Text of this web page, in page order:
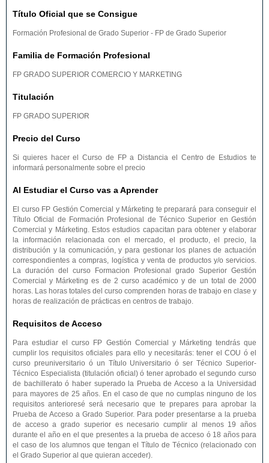
Título Oficial que se Consigue
Formación Profesional de Grado Superior - FP de Grado Superior
Familia de Formación Profesional
FP GRADO SUPERIOR COMERCIO Y MARKETING
Titulación
FP GRADO SUPERIOR
Precio del Curso
Si quieres hacer el Curso de FP a Distancia el Centro de Estudios te
informará personalmente sobre el precio
Al Estudiar el Curso vas a Aprender
El curso FP Gestión Comercial y Márketing te preparará para conseguir el
Título Oficial de Formación Profesional de Técnico Superior en Gestión
Comercial y Márketing. Estos estudios capacitan para obtener y elaborar
la información relacionada con el mercado, el producto, el precio, la
distribución y la comunicación, y para gestionar los planes de actuación
correspondientes a compras, logística y venta de productos y/o servicios.
La duración del curso Formacion Profesional grado Superior Gestión
Comercial y Márketing es de 2 curso académico y de un total de 2000
horas. Las horas totales del curso comprenden horas de trabajo en clase y
horas de realización de prácticas en centros de trabajo.
Requisitos de Acceso
Para estudiar el curso FP Gestión Comercial y Márketing tendrás que
cumplir los requisitos oficiales para ello y necesitarás: tener el COU ó el
curso preuniversitario ó un Título Universitario ó ser Técnico Superior-
Técnico Especialista (titulación oficial) ó tener aprobado el segundo curso
de bachillerato ó haber superado la Prueba de Acceso a la Universidad
para mayores de 25 años. En el caso de que no cumplas ninguno de los
requisitos anterioresé será necesario que te prepares para aprobar la
Prueba de Acceso a Grado Superior. Para poder presentarse a la prueba
de acceso a grado superior es necesario cumplir al menos 19 años
durante el año en el que presentes a la prueba de acceso ó 18 años para
el caso de los alumnos que tengan el Título de Técnico (relacionado con
el Grado Superior al que quieran acceder).